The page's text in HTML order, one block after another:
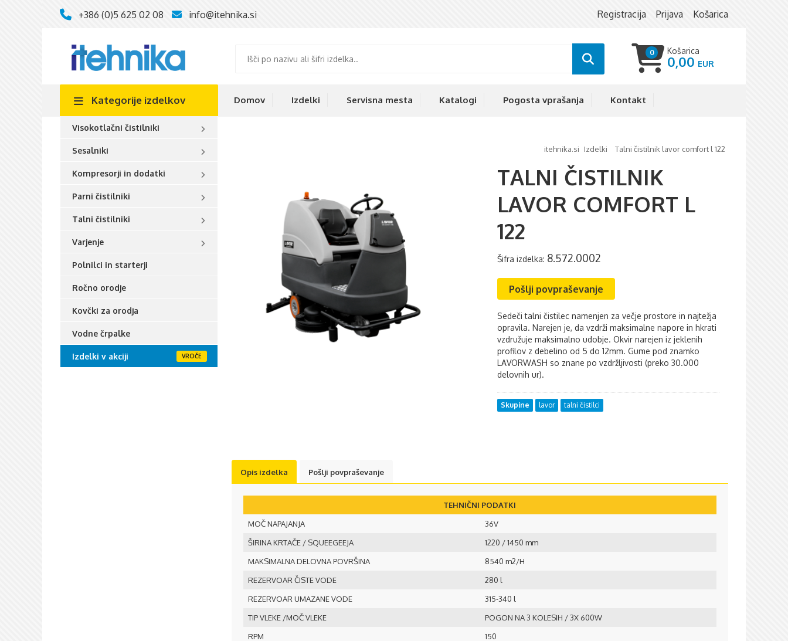
+386 (0)5 625 02 08 info@itehnika.si Registracija Prijava Košarica
Košarica
0
0,00
Kategorije izdelkov
Visokotlačni čistilniki
Sesalniki
Kompresorji in dodatki
Parni čistilniki
Talni čistilniki
Varjenje
Polnilci in starterji
Ročno orodje
Kovčki za orodja
Vodne črpalke
Izdelki v akciji
Domov Izdelki Servisna mesta Katalogi Pogosta vprašanja Kontakt
itehnika.si izdelki talni čistilnik lavor comfort l 122
TALNI ČISTILNIK
LAVOR COMFORT L
122
Šifra izdelka: 8.572.0002
Pošlji povpraševanje
Sedeči talni čistilec namenjen za večje prostore in najtežja
opravila. Narejen je, da vzdrži maksimalne napore in hkrati
vzdružuje maksimalno udobje. Okvir narejen iz jeklenih
profilov z debelino od 5 do 12mm. Gume pod znamko
LAVORWASH so znane po vzdržljivosti (preko 30.000
delovnih ur).
Skupine lavor talni čistilci
Opis izdelka Pošlji povpraševanje
TEHNIČNI PODATKI
MOČ NAPAJANJA
36V
ŠIRINA KRTAČE / SQUEEGEEJA
1220 / 1450 mm
MAKSIMALNA DELOVNA POVRŠINA
8540 m2/H
REZERVOAR ČISTE VODE
280 l
REZERVOAR UMAZANE VODE
315-340 l
TIP VLEKE /MOČ VLEKE
POGON NA 3 KOLESIH / 3X 600W
RPM
150